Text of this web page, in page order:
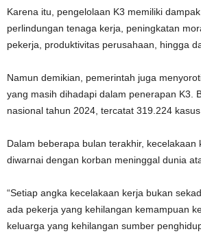
Karena itu, pengelolaan K3 memiliki
perlindungan tenaga kerja, peningkatan
pekerja, produktivitas perusahaan, hingga
Namun demikian, pemerintah juga
yang masih dihadapi dalam penerapan K3.
nasional tahun 2024, tercatat 319.224
Dalam beberapa bulan terakhir, kecelakaan
diwarnai dengan korban meninggal dunia
“Setiap angka kecelakaan kerja bukan
ada pekerja yang kehilangan kemampuan
keluarga yang kehilangan sumber